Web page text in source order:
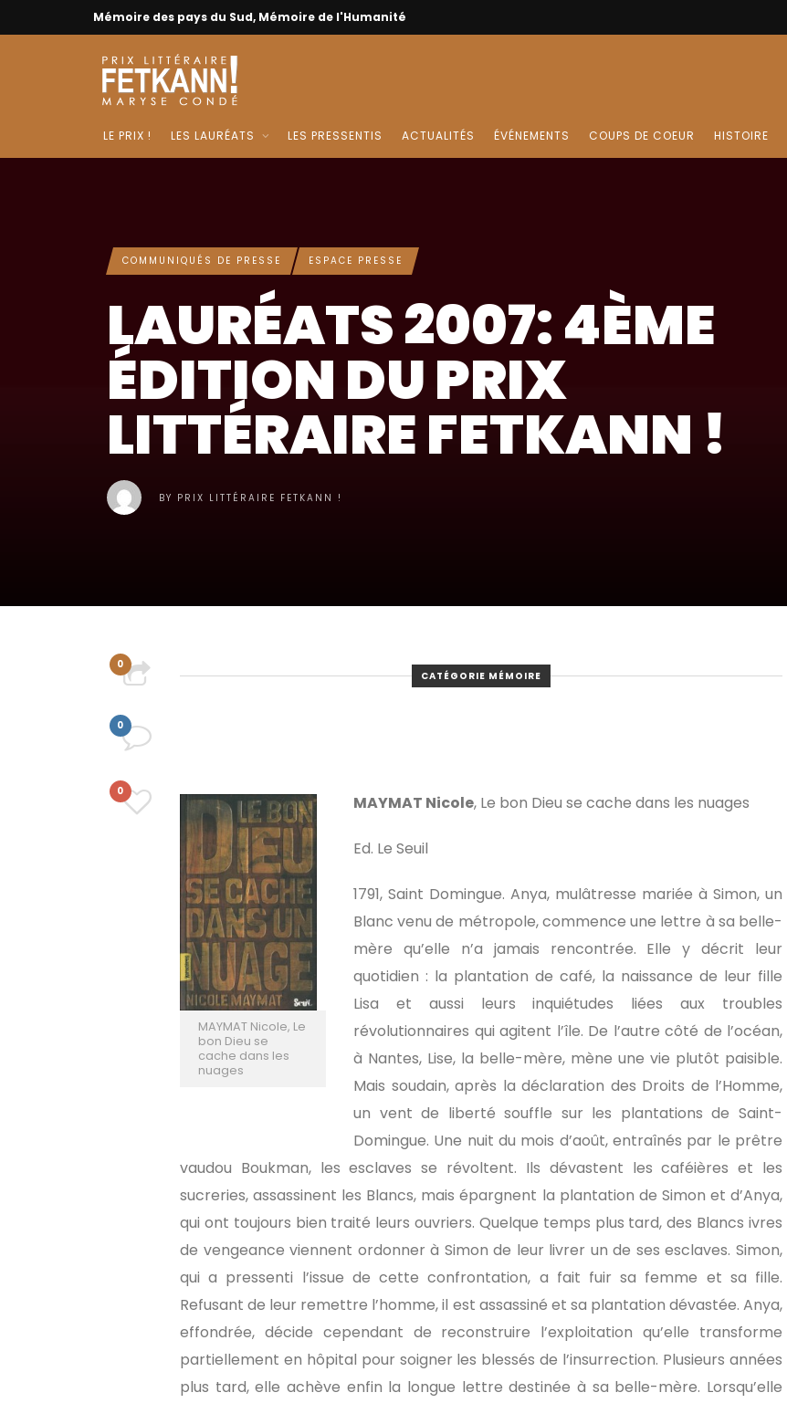
Mémoire des pays du Sud, Mémoire de l'Humanité
LE PRIX ! LES LAURÉATS LES PRESSENTIS ACTUALITÉS ÉVÉNEMENTS COUPS DE COEUR HISTOIRE
COMMUNIQUÉS DE PRESSE ESPACE PRESSE
LAURÉATS 2007: 4ÈME
ÉDITION DU PRIX
LITTÉRAIRE FETKANN !
BY PRIX LITTÉRAIRE FETKANN !
0
0
0
CATÉGORIE MÉMOIRE
MAYMAT Nicole, Le
bon Dieu se
cache dans les
nuages
MAYMAT Nicole, Le bon Dieu se cache dans les nuages
Ed. Le Seuil
1791, Saint Domingue. Anya, mulâtresse mariée à Simon, un
Blanc venu de métropole, commence une lettre à sa belle-
mère qu’elle n’a jamais rencontrée. Elle y décrit leur
quotidien : la plantation de café, la naissance de leur fille
Lisa et aussi leurs inquiétudes liées aux troubles
révolutionnaires qui agitent l’île. De l’autre côté de l’océan,
à Nantes, Lise, la belle-mère, mène une vie plutôt paisible.
Mais soudain, après la déclaration des Droits de l’Homme,
un vent de liberté souffle sur les plantations de Saint-
Domingue. Une nuit du mois d’août, entraînés par le prêtre
vaudou Boukman, les esclaves se révoltent. Ils dévastent les caféières et les
sucreries, assassinent les Blancs, mais épargnent la plantation de Simon et d’Anya,
qui ont toujours bien traité leurs ouvriers. Quelque temps plus tard, des Blancs ivres
de vengeance viennent ordonner à Simon de leur livrer un de ses esclaves. Simon,
qui a pressenti l’issue de cette confrontation, a fait fuir sa femme et sa fille.
Refusant de leur remettre l’homme, il est assassiné et sa plantation dévastée. Anya,
effondrée, décide cependant de reconstruire l’exploitation qu’elle transforme
partiellement en hôpital pour soigner les blessés de l’insurrection. Plusieurs années
plus tard, elle achève enfin la longue lettre destinée à sa belle-mère. Lorsqu’elle